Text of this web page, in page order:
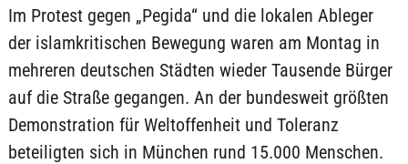
Im Protest gegen „Pegida“ und die lokalen Ableger
der islamkritischen Bewegung waren am Montag in
mehreren deutschen Städten wieder Tausende Bürger
auf die Straße gegangen. An der bundesweit größten
Demonstration für Weltoffenheit und Toleranz
beteiligten sich in München rund 15.000 Menschen.